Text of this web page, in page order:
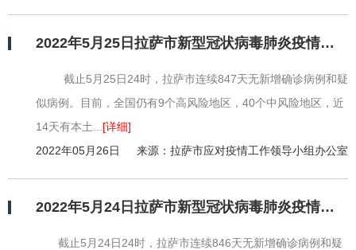
2022年5月25日拉萨市新型冠状病毒肺炎疫情情况
截止5月25日24时，拉萨市连续847天无新增确诊病例和疑
似病例。目前，全国仍有9个高风险地区，40个中风险地区，近
14天有本土... [详细]
2022年05月26日
来源：拉萨市应对疫情工作领导小组办公室
2022年5月24日拉萨市新型冠状病毒肺炎疫情情况
截止5月24日24时，拉萨市连续846天无新增确诊病例和疑